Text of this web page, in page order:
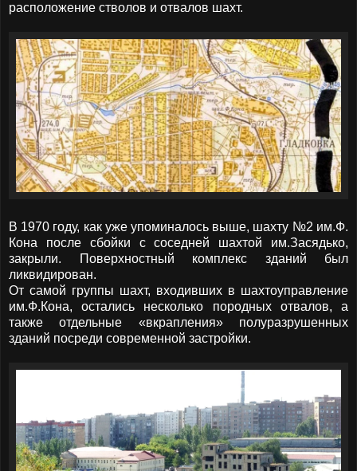
расположение стволов и отвалов шахт.
В 1970 году, как уже упоминалось выше, шахту №2 им.Ф.
Кона после сбойки с соседней шахтой им.Засядько,
закрыли. Поверхностный комплекс зданий был
ликвидирован.
От самой группы шахт, входивших в шахтоуправление
им.Ф.Кона, остались несколько породных отвалов, а
также отдельные «вкрапления» полуразрушенных
зданий посреди современной застройки.